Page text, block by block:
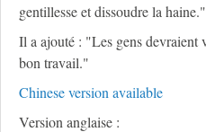
gentillesse et dissoudre la haine."
Il a ajouté : "Les gens devraient
bon travail."
Chinese version available
Version anglaise :